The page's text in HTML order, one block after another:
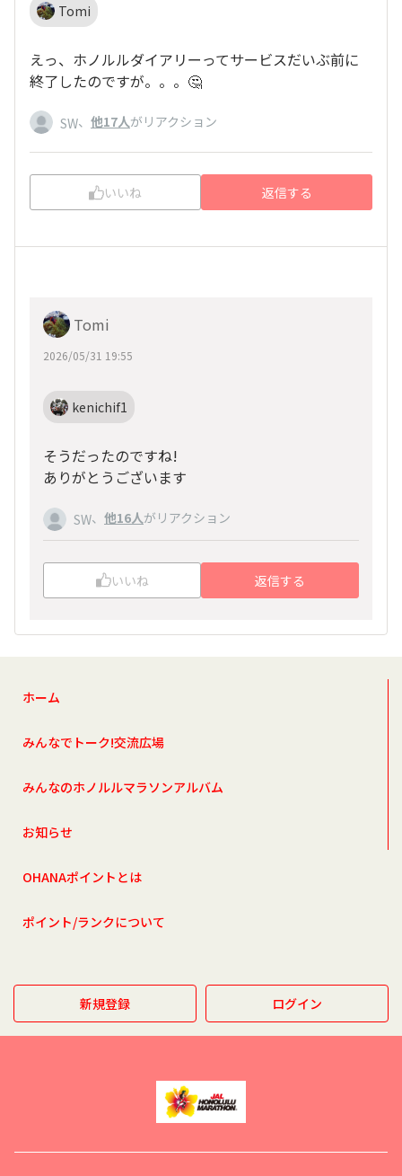
Tomi
えっ、ホノルルダイアリーってサービスだいぶ前に
終了したのですが。。。🤔
SW、 他17人がリアクション
いいね 返信する
Tomi
2026/05/31 19:55
kenichif1
そうだったのですね!
ありがとうございます
SW、 他16人がリアクション
いいね 返信する
ホーム
みんなでトーク!交流広場
みんなのホノルルマラソンアルバム
お知らせ
OHANAポイントとは
ポイント/ランクについて
新規登録 ログイン